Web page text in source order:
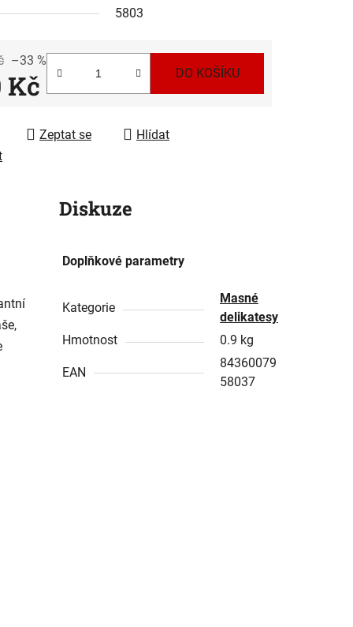
5803
–33 %
Kč DO KOŠÍKU
Zeptat se
Hlídat
Diskuze
Doplňkové parametry
Kategorie
Masné
delikatesy
Hmotnost
0.9 kg
EAN
84360079
58037